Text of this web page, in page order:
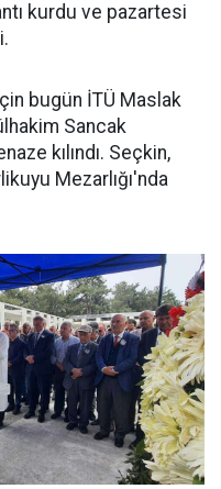
kurdu ve pazartesi
bugün İTÜ Maslak
Sancak
kılındı. Seçkin,
Mezarlığı'nda